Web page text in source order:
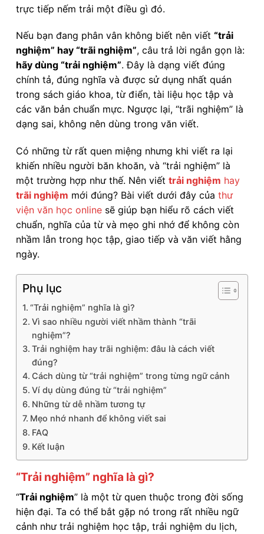
trực tiếp nếm trải một điều gì đó.
Nếu bạn đang phân vân không biết nên viết “trải
nghiệm” hay “trãi nghiệm”, câu trả lời ngắn gọn là:
hãy dùng “trải nghiệm”. Đây là dạng viết đúng
chính tả, đúng nghĩa và được sử dụng nhất quán
trong sách giáo khoa, từ điển, tài liệu học tập và
các văn bản chuẩn mực. Ngược lại, “trãi nghiệm” là
dạng sai, không nên dùng trong văn viết.
Có những từ rất quen miệng nhưng khi viết ra lại
khiến nhiều người băn khoăn, và “trải nghiệm” là
một trường hợp như thế. Nên viết trải nghiệm hay
trãi nghiệm mới đúng? Bài viết dưới đây của thư
viện văn học online sẽ giúp bạn hiểu rõ cách viết
chuẩn, nghĩa của từ và mẹo ghi nhớ để không còn
nhầm lẫn trong học tập, giao tiếp và văn viết hằng
ngày.
Phụ lục
“Trải nghiệm” nghĩa là gì?
Vì sao nhiều người viết nhầm thành “trãi
nghiệm”?
Trải nghiệm hay trãi nghiệm: đâu là cách viết
đúng?
Cách dùng từ “trải nghiệm” trong từng ngữ cảnh
Ví dụ dùng đúng từ “trải nghiệm”
Những từ dễ nhầm tương tự
Mẹo nhớ nhanh để không viết sai
FAQ
Kết luận
“Trải nghiệm” nghĩa là gì?
“Trải nghiệm” là một từ quen thuộc trong đời sống
hiện đại. Ta có thể bắt gặp nó trong rất nhiều ngữ
cảnh như trải nghiệm học tập, trải nghiệm du lịch,